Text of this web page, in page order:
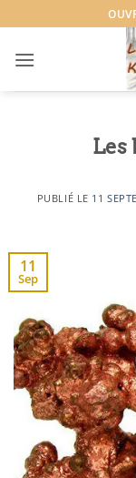
au
contenu
Les
PUBLIÉ LE 11
11
Sep